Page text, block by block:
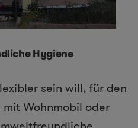
Hygiene
sein will, für den
Wohnmobil oder